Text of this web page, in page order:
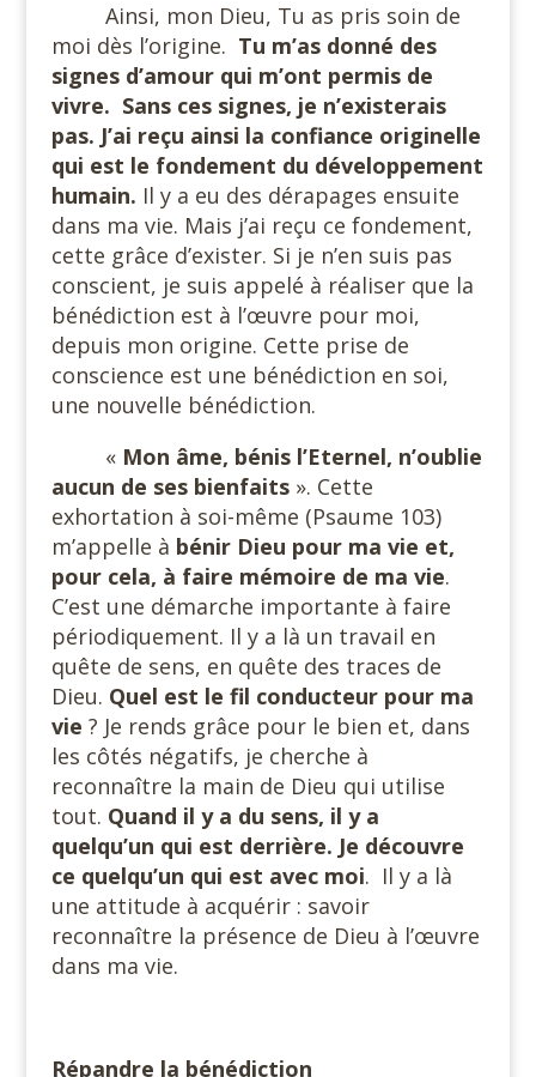
Ainsi, mon Dieu, Tu as pris soin de
moi dès l’origine. Tu m’as donné des
signes d’amour qui m’ont permis de
vivre. Sans ces signes, je n’existerais
pas. J’ai reçu ainsi la confiance originelle
qui est le fondement du développement
humain. Il y a eu des dérapages ensuite
dans ma vie. Mais j’ai reçu ce fondement,
cette grâce d’exister. Si je n’en suis pas
conscient, je suis appelé à réaliser que la
bénédiction est à l’œuvre pour moi,
depuis mon origine. Cette prise de
conscience est une bénédiction en soi,
une nouvelle bénédiction.
« Mon âme, bénis l’Eternel, n’oublie
aucun de ses bienfaits ». Cette
exhortation à soi-même (Psaume 103)
m’appelle à bénir Dieu pour ma vie et,
pour cela, à faire mémoire de ma vie.
C’est une démarche importante à faire
périodiquement. Il y a là un travail en
quête de sens, en quête des traces de
Dieu. Quel est le fil conducteur pour ma
vie ? Je rends grâce pour le bien et, dans
les côtés négatifs, je cherche à
reconnaître la main de Dieu qui utilise
tout. Quand il y a du sens, il y a
quelqu’un qui est derrière. Je découvre
ce quelqu’un qui est avec moi. Il y a là
une attitude à acquérir : savoir
reconnaître la présence de Dieu à l’œuvre
dans ma vie.
Répandre la bénédiction